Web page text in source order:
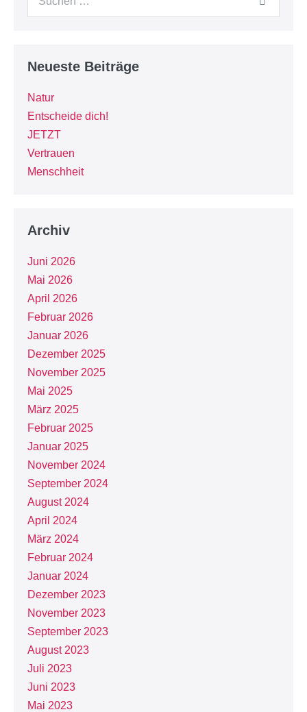
Neueste Beiträge
Natur
Entscheide dich!
JETZT
Vertrauen
Menschheit
Archiv
Juni 2026
Mai 2026
April 2026
Februar 2026
Januar 2026
Dezember 2025
November 2025
Mai 2025
März 2025
Februar 2025
Januar 2025
November 2024
September 2024
August 2024
April 2024
März 2024
Februar 2024
Januar 2024
Dezember 2023
November 2023
September 2023
August 2023
Juli 2023
Juni 2023
Mai 2023